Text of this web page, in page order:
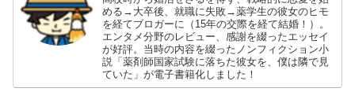
める→大卒後、就職に失敗→薬学生の彼女のヒモ
を経てブロガーに（15年の交際を経て結婚！）。
エンタメ分野のレビュー、感謝を綴ったエッセイ
が好評。当時の内容を綴ったノンフィクション小
説「薬剤師国家試験に落ちた彼女を、僕は隣で見
ていた」が電子書籍化しました！